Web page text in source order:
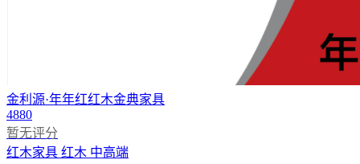
金利源·年年红红木金典家具
4880
暂无评分
红木家具 红木 中高端